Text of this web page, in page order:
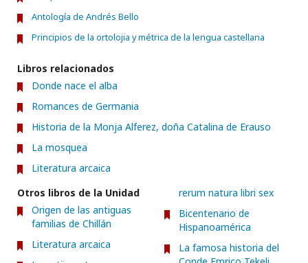
Antología de Andrés Bello
Principios de la ortolojia y métrica de la lengua castellana
Libros relacionados
Donde nace el alba
Romances de Germania
Historia de la Monja Alferez, doña Catalina de Erauso
La mosquea
Literatura arcaica
Otros libros de la Unidad
Origen de las antiguas
familias de Chillán
Literatura arcaica
rerum natura libri sex
Bicentenario de
Hispanoamérica
La famosa historia del